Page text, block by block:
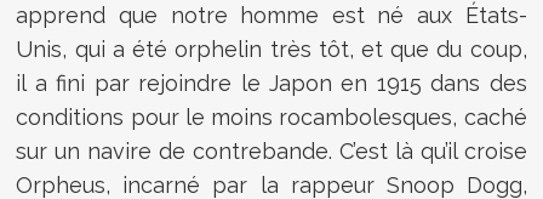
apprend que notre homme est né aux États-
Unis, qui a été orphelin très tôt, et que du coup,
il a fini par rejoindre le Japon en 1915 dans des
conditions pour le moins rocambolesques, caché
sur un navire de contrebande. C’est là qu’il croise
Orpheus, incarné par la rappeur Snoop Dogg,